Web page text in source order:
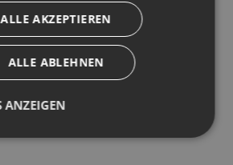
ALLE AKZEPTIEREN
ALLE ABLEHNEN
ANZEIGEN